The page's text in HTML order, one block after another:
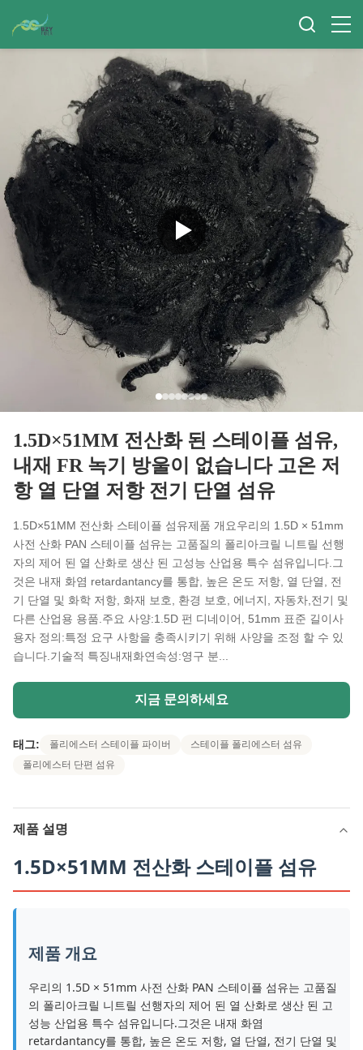
1.5D×51MM 전산화 된 스테이플 섬유,
내재 FR 녹기 방울이 없습니다 고온 저
항 열 단열 저항 전기 단열 섬유
1.5D×51MM 전산화 스테이플 섬유제품 개요우리의 1.5D × 51mm
사전 산화 PAN 스테이플 섬유는 고품질의 폴리아크릴 니트릴 선행
자의 제어 된 열 산화로 생산 된 고성능 산업용 특수 섬유입니다.그
것은 내재 화염 retardantancy를 통합, 높은 온도 저항, 열 단열, 전
기 단열 및 화학 저항, 화재 보호, 환경 보호, 에너지, 자동차,전기 및
다른 산업용 용품.주요 사양:1.5D 펀 디네이어, 51mm 표준 길이사
용자 정의:특정 요구 사항을 충족시키기 위해 사양을 조정 할 수 있
습니다.기술적 특징내재화연속성:영구 분...
지금 문의하세요
태그: 폴리에스터 스테이플 파이버
스테이플 폴리에스터 섬유
폴리에스터 단편 섬유
제품 설명
1.5D×51MM 전산화 스테이플 섬유
제품 개요
우리의 1.5D × 51mm 사전 산화 PAN 스테이플 섬유는 고품질
의 폴리아크릴 니트릴 선행자의 제어 된 열 산화로 생산 된 고
성능 산업용 특수 섬유입니다.그것은 내재 화염
retardantancy를 통합, 높은 온도 저항, 열 단열, 전기 단열 및